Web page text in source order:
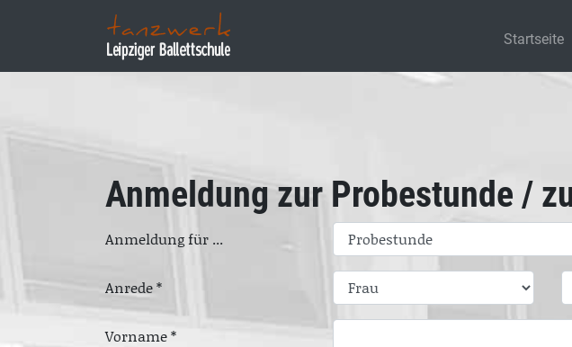
Startseite
Anmeldung zur Probestunde /
Anmeldung für ...
Anrede *
Vorname *